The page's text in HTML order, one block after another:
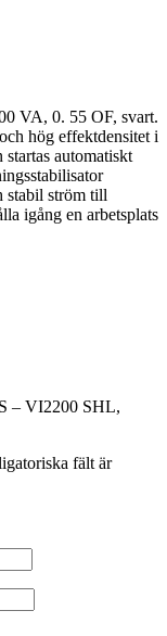
VA, 0. 55 OF, svart.
hög effektdensitet i
automatiskt
stabil ström till
igång en arbetsplats
– VI2200 SHL,
fält är